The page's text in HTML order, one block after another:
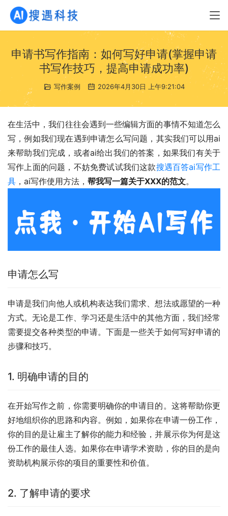
申请书写作指南：如何写好申请(掌握申请
书写作技巧，提高申请成功率)
写作案例 2026年4月30日 上午9:21:04
在生活中，我们往往会遇到一些编辑方面的事情不知道怎么
写，例如我们现在遇到申请怎么写问题，其实我们可以用ai
来帮助我们完成，或者ai给出我们的答案，如果我们有关于
写作上面的问题，不妨免费试试我们这款搜遇百答ai写作工
具 ，ai写作使用方法， 帮我写一篇关于XXX的范文。
申请怎么写
申请是我们向他人或机构表达我们需求、想法或愿望的一种
方式。无论是工作、学习还是生活中的其他方面，我们经常
需要提交各种类型的申请。下面是一些关于如何写好申请的
步骤和技巧。
1. 明确申请的目的
在开始写作之前，你需要明确你的申请目的。这将帮助你更
好地组织你的思路和内容。例如，如果你在申请一份工作，
你的目的是让雇主了解你的能力和经验，并展示你为何是这
份工作的最佳人选。如果你在申请学术资助，你的目的是向
资助机构展示你的项目的重要性和价值。
2. 了解申请的要求